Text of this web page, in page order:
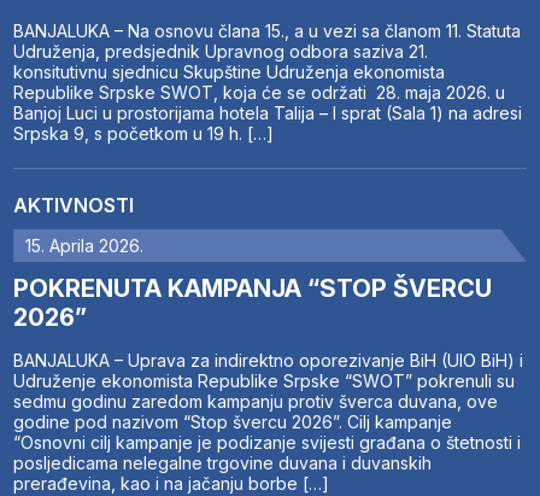
BANJALUKA – Na osnovu člana 15., a u vezi sa članom 11. Statuta
Udruženja, predsjednik Upravnog odbora saziva 21.
konsitutivnu sjednicu Skupštine Udruženja ekonomista
Republike Srpske SWOT, koja će se održati 28. maja 2026. u
Banjoj Luci u prostorijama hotela Talija – I sprat (Sala 1) na adresi
Srpska 9, s početkom u 19 h. […]
AKTIVNOSTI
15. Aprila 2026.
POKRENUTA KAMPANJA “STOP ŠVERCU
2026”
BANJALUKA – Uprava za indirektno oporezivanje BiH (UIO BiH) i
Udruženje ekonomista Republike Srpske “SWOT” pokrenuli su
sedmu godinu zaredom kampanju protiv šverca duvana, ove
godine pod nazivom “Stop švercu 2026”. Cilj kampanje
“Osnovni cilj kampanje je podizanje svijesti građana o štetnosti i
posljedicama nelegalne trgovine duvana i duvanskih
prerađevina, kao i na jačanju borbe […]